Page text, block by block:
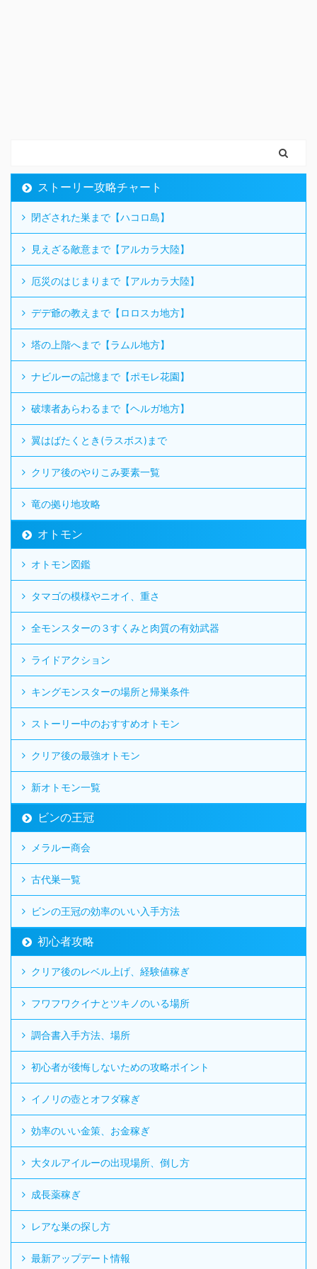
ストーリー攻略チャート
閉ざされた巣まで【ハコロ島】
見えざる敵意まで【アルカラ大陸】
厄災のはじまりまで【アルカラ大陸】
デデ爺の教えまで【ロロスカ地方】
塔の上階へまで【ラムル地方】
ナビルーの記憶まで【ポモレ花園】
破壊者あらわるまで【ヘルガ地方】
翼はばたくとき(ラスボス)まで
クリア後のやりこみ要素一覧
竜の拠り地攻略
オトモン
オトモン図鑑
タマゴの模様やニオイ、重さ
全モンスターの３すくみと肉質の有効武器
ライドアクション
キングモンスターの場所と帰巣条件
ストーリー中のおすすめオトモン
クリア後の最強オトモン
新オトモン一覧
ビンの王冠
メラルー商会
古代巣一覧
ビンの王冠の効率のいい入手方法
初心者攻略
クリア後のレベル上げ、経験値稼ぎ
フワフワクイナとツキノのいる場所
調合書入手方法、場所
初心者が後悔しないための攻略ポイント
イノリの壺とオフダ稼ぎ
効率のいい金策、お金稼ぎ
大タルアイルーの出現場所、倒し方
成長薬稼ぎ
レアな巣の探し方
最新アップデート情報